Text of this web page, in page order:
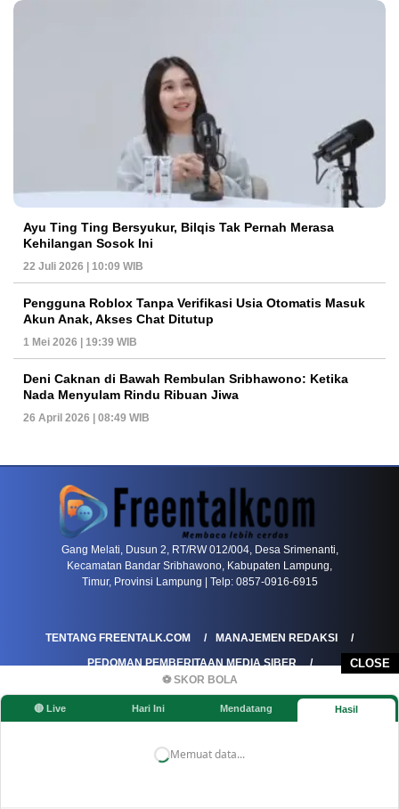
CLOSE
⚽ SKOR BOLA
🔴 Live Hari Ini Mendatang Hasil
Memuat data...
Ayu Ting Ting Bersyukur, Bilqis Tak Pernah Merasa
Kehilangan Sosok Ini
22 Juli 2026 | 10:09 WIB
Pengguna Roblox Tanpa Verifikasi Usia Otomatis Masuk
Akun Anak, Akses Chat Ditutup
1 Mei 2026 | 19:39 WIB
Deni Caknan di Bawah Rembulan Sribhawono: Ketika
Nada Menyulam Rindu Ribuan Jiwa
26 April 2026 | 08:49 WIB
Gang Melati, Dusun 2, RT/RW 012/004, Desa Srimenanti,
Kecamatan Bandar Sribhawono, Kabupaten Lampung,
Timur, Provinsi Lampung | Telp: 0857-0916-6915
TENTANG FREENTALK.COM
MANAJEMEN REDAKSI
PEDOMAN PEMBERITAAN MEDIA SIBER
PEDOMAN PEMBERITAAN RAMAH ANAK
KOREKSI & KLARIFIKASI
KEBIJAKAN IKLAN / ADVERTORIAL